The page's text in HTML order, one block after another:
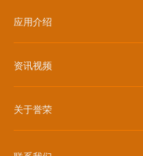
应用介绍
资讯视频
关于誉荣